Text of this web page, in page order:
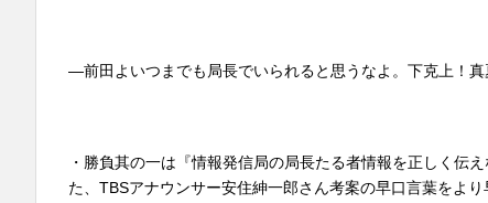
―前田よいつまでも局長でいられると思うなよ。下克上！
・勝負其の一は『情報発信局の局長たる者情報を正しく伝
た、TBSアナウンサー安住紳一郎さん考案の早口言葉をよ